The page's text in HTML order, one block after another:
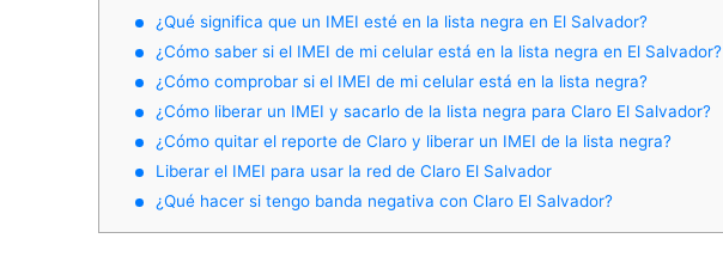
¿Qué significa que un IMEI esté en la lista negra en El Salvador?
¿Cómo saber si el IMEI de mi celular está en la lista negra en El Salvador?
¿Cómo comprobar si el IMEI de mi celular está en la lista negra?
¿Cómo liberar un IMEI y sacarlo de la lista negra para Claro El Salvador?
¿Cómo quitar el reporte de Claro y liberar un IMEI de la lista negra?
Liberar el IMEI para usar la red de Claro El Salvador
¿Qué hacer si tengo banda negativa con Claro El Salvador?